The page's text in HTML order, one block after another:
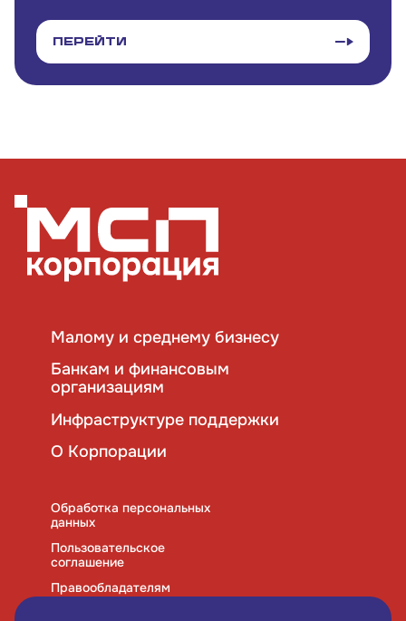
Перейти
Малому и среднему бизнесу
Банкам и финансовым
организациям
Инфраструктуре поддержки
О Корпорации
Обработка персональных
данных
Пользовательское
соглашение
Правообладателям